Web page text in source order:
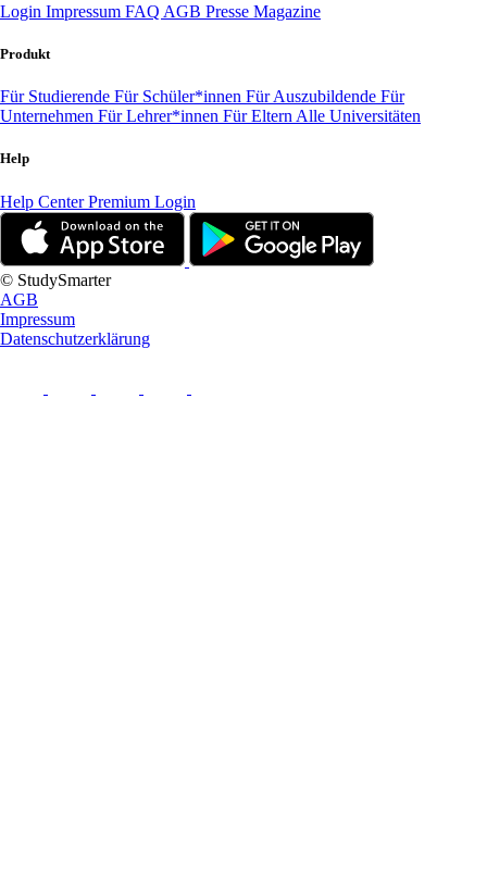
Login Impressum FAQ AGB Presse Magazine
Produkt
Für Studierende Für Schüler*innen Für Auszubildende Für
Unternehmen Für Lehrer*innen Für Eltern Alle Universitäten
Help
Help CenterPremium Login
© StudySmarter
AGB
Impressum
Datenschutzerklärung